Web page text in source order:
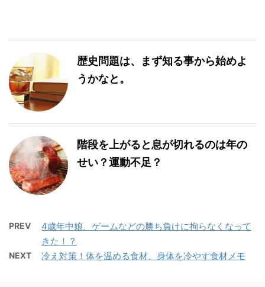
歴史問題は、まず知る事から始めよ
うかなと。
階段を上がると息が切れるのは年の
せい？運動不足？
PREV
4歳年中娘、ゲームなどの勝ち負けに拘らなくなって
きた！？
NEXT 冷え対策！体を温める食材、身体を冷やす食材メモ